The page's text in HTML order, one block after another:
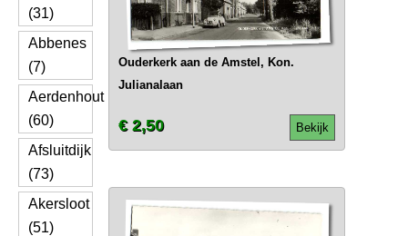
(31)
Abbenes
(7)
Aerdenhout
(60)
Afsluitdijk
(73)
Akersloot
(51)
Ouderkerk aan de Amstel, Kon.
Julianalaan
Bekijk
€ 2,50